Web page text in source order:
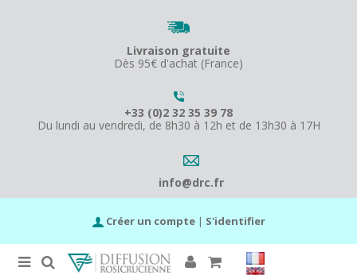
Livraison gratuite
Dès 95€ d'achat (France)
+33 (0)2 32 35 39 78
Du lundi au vendredi, de 8h30 à 12h et de 13h30 à 17H
info@drc.fr
Créer un compte | S'identifier